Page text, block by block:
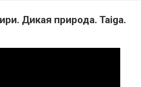
Дикая природа. Taiga.